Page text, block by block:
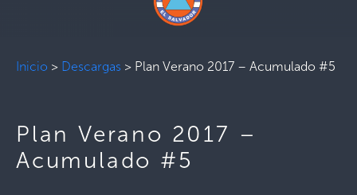
Inicio > Descargas > Plan Verano 2017 – Acumulado #5
Plan Verano 2017 –
Acumulado #5